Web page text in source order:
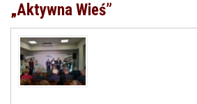
kryteriów
w
ramach
naboru
„Utworzenie
„Aktywna Wieś”